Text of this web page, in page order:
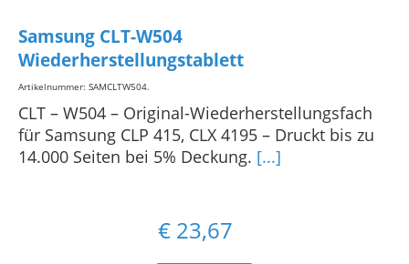
Samsung CLT-W504
Wiederherstellungstablett
Artikelnummer: SAMCLTW504.
CLT – W504 – Original-Wiederherstellungsfach
für Samsung CLP 415, CLX 4195 – Druckt bis zu
14.000 Seiten bei 5% Deckung. [...]
€ 23,67